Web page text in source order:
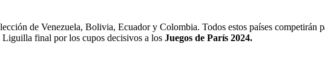
de Venezuela, Bolivia, Ecuador y Colombia. Todos estos países competirán
Liguilla final por los cupos decisivos a los Juegos de París 2024.